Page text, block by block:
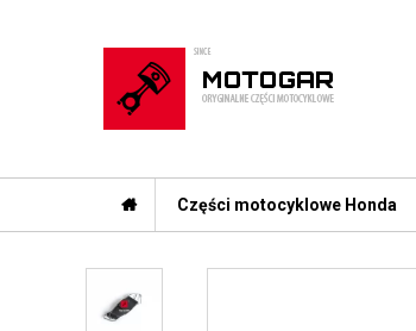
Części motocyklowe Honda